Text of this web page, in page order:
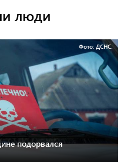
люди
Фото: ДСНС.
подорвался